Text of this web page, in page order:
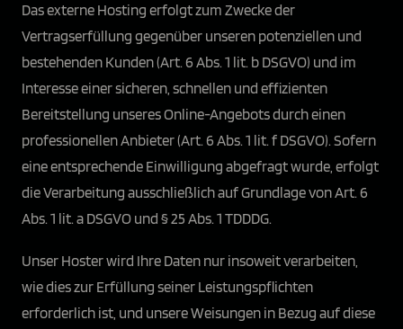
Das externe Hosting erfolgt zum Zwecke der
Vertragserfüllung gegenüber unseren potenziellen und
bestehenden Kunden (Art. 6 Abs. 1 lit. b DSGVO) und im
Interesse einer sicheren, schnellen und effizienten
Bereitstellung unseres Online-Angebots durch einen
professionellen Anbieter (Art. 6 Abs. 1 lit. f DSGVO). Sofern
eine entsprechende Einwilligung abgefragt wurde, erfolgt
die Verarbeitung ausschließlich auf Grundlage von Art. 6
Abs. 1 lit. a DSGVO und § 25 Abs. 1 TDDDG.
Unser Hoster wird Ihre Daten nur insoweit verarbeiten,
wie dies zur Erfüllung seiner Leistungspflichten
erforderlich ist, und unsere Weisungen in Bezug auf diese